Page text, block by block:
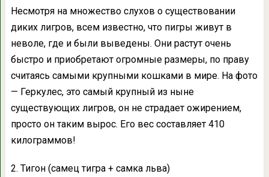
Несмотря на множество слухов о существовании
диких лигров, всем известно, что пигры живут в
неволе, где и были выведены. Они растут очень
быстро и приобретают огромные размеры, по праву
считаясь самыми крупными кошками в мире. На фото
— Геркулес, это самый крупный из ныне
существующих лигров, он не страдает ожирением,
просто он таким вырос. Его вес составляет 410
килограммов!
2. Тигон (самец тигра + самка льва)